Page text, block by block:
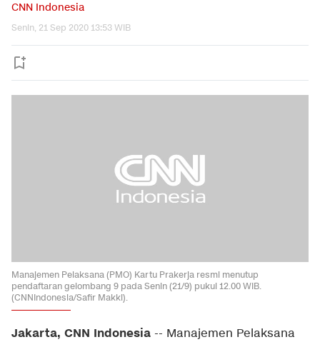
CNN Indonesia
Senin, 21 Sep 2020 13:53 WIB
Manajemen Pelaksana (PMO) Kartu Prakerja resmi menutup
pendaftaran gelombang 9 pada Senin (21/9) pukul 12.00 WIB.
(CNNIndonesia/Safir Makki).
Jakarta, CNN Indonesia -- Manajemen Pelaksana